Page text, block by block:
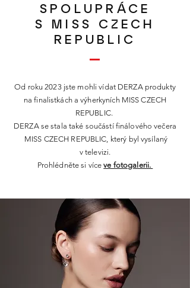
SPOLUPRÁCE
S MISS CZECH
REPUBLIC
Od roku 2023 jste mohli vídat DERZA produkty
na finalistkách avýherkyních MISS CZECH
REPUBLIC.
DERZA se stala také součástí finálového večera
MISS CZECH REPUBLIC, který byl vysílaný
v televizi.
Prohlédněte si víceve fotogalerii.